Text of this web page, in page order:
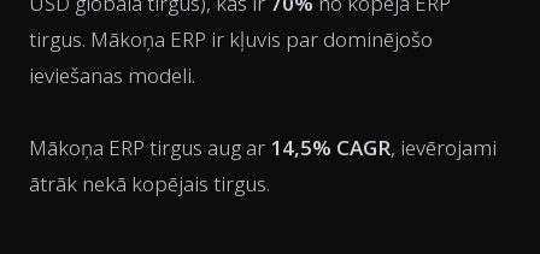
tirgus. Mākoņa ERP ir kļuvis par dominējošo
ieviešanas modeli.
Mākoņa ERP tirgus aug ar 14,5% CAGR, ievērojami
ātrāk nekā kopējais tirgus.